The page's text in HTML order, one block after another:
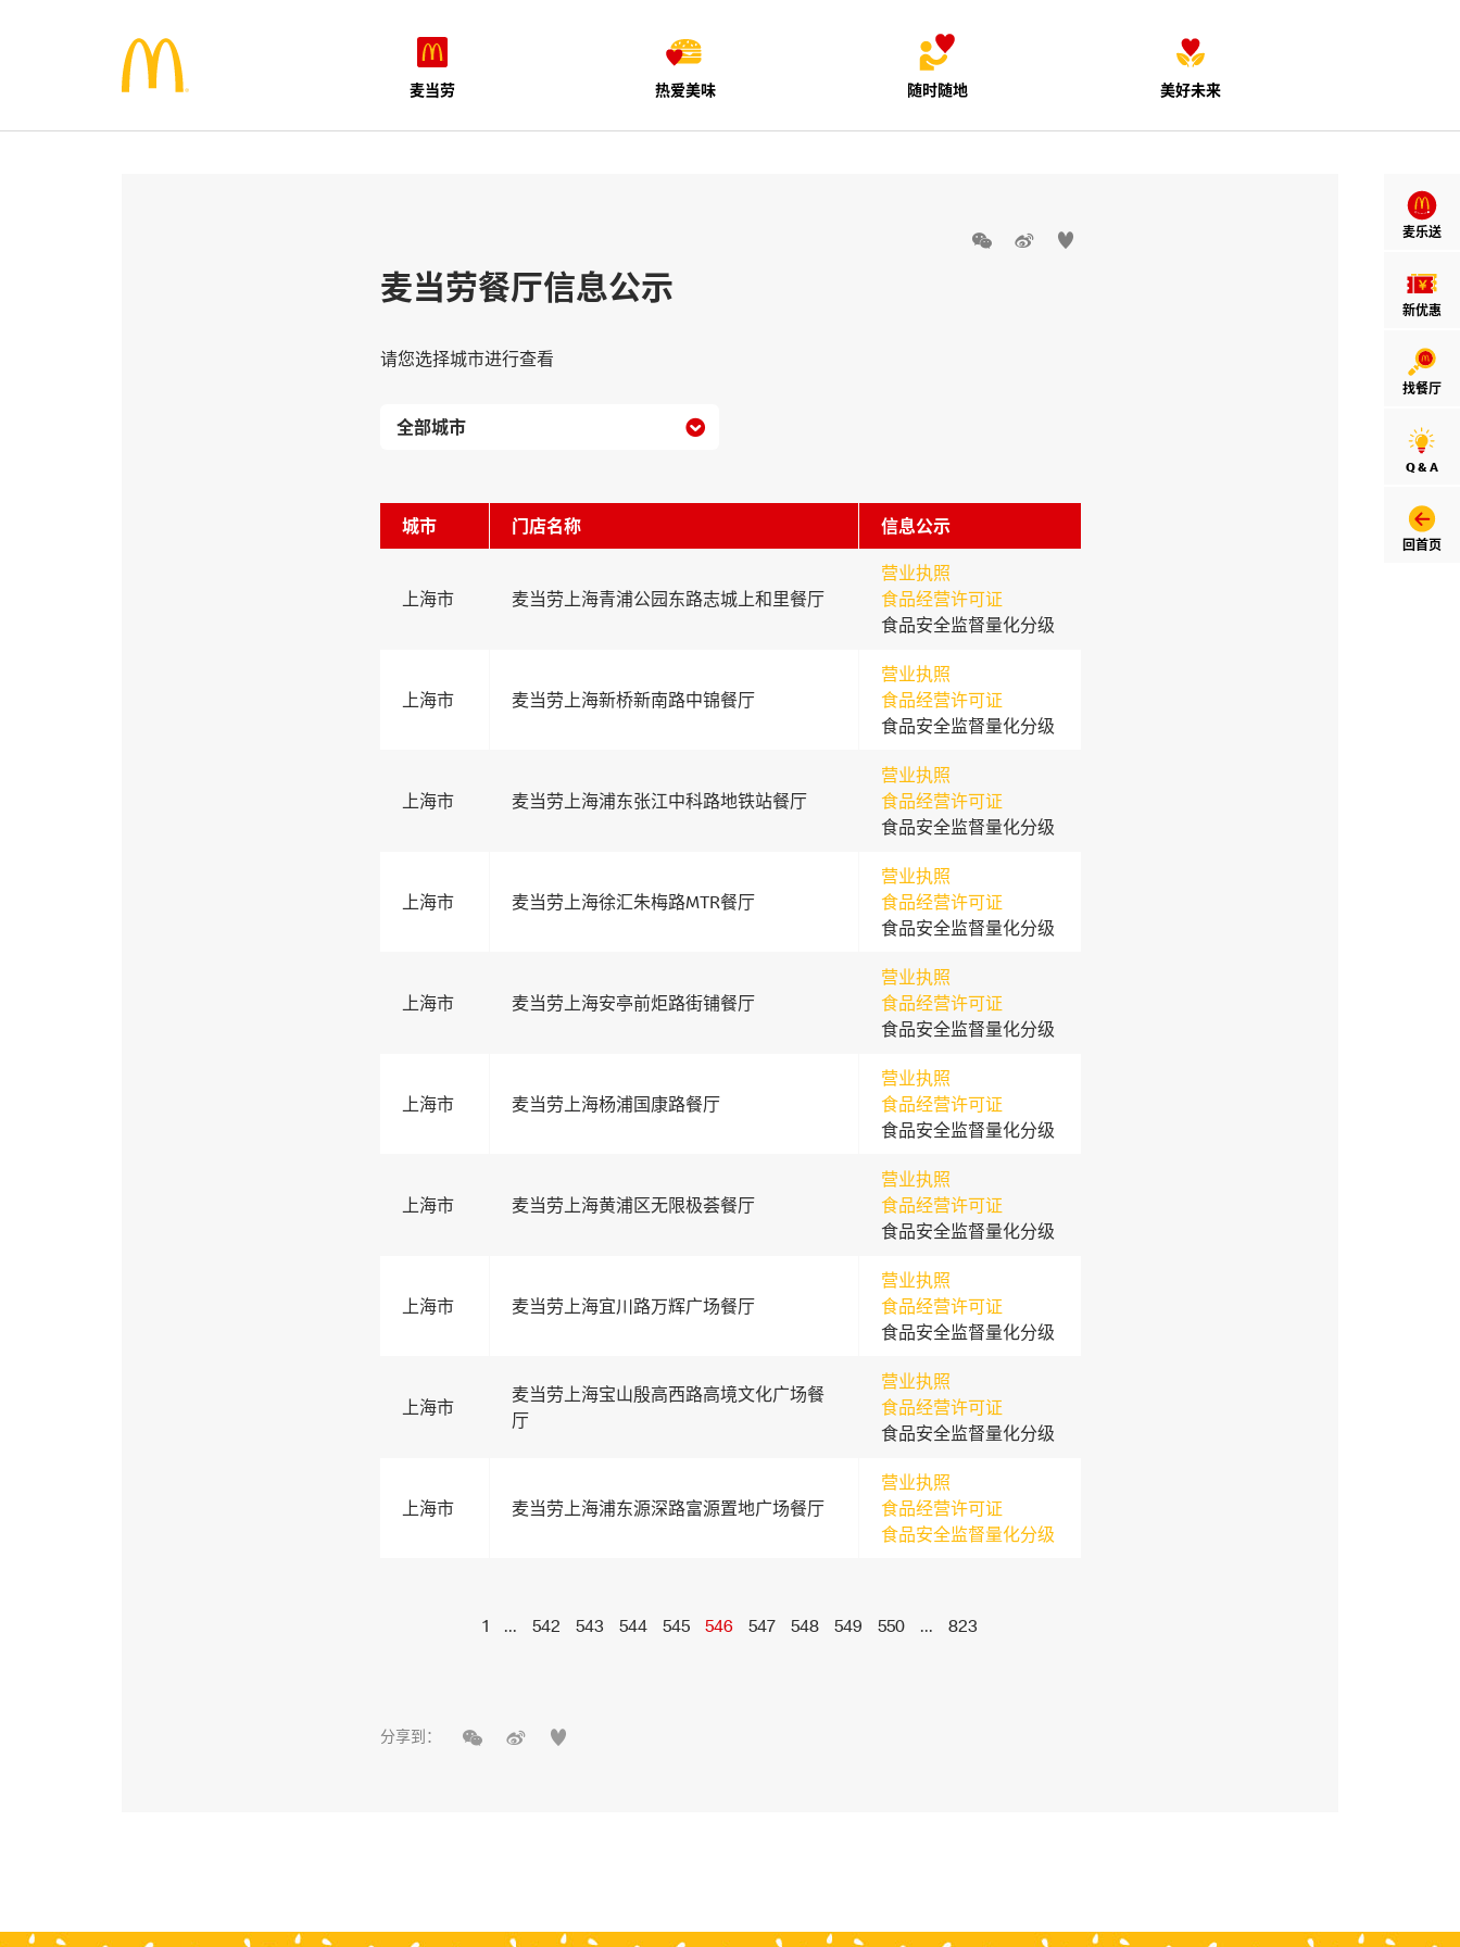
麦当劳 热爱美味 随时随地 美好未来
麦乐送
新优惠
找餐厅
Q & A
回首页
  
麦当劳餐厅信息公示
请您选择城市进行查看

城市 门店名称 信息公示
上海市 麦当劳上海青浦公园东路志城上和里餐厅
营业执照
食品经营许可证
食品安全监督量化分级
上海市 麦当劳上海新桥新南路中锦餐厅
营业执照
食品经营许可证
食品安全监督量化分级
上海市 麦当劳上海浦东张江中科路地铁站餐厅
营业执照
食品经营许可证
食品安全监督量化分级
上海市 麦当劳上海徐汇朱梅路MTR餐厅
营业执照
食品经营许可证
食品安全监督量化分级
上海市 麦当劳上海安亭前炬路街铺餐厅
营业执照
食品经营许可证
食品安全监督量化分级
上海市 麦当劳上海杨浦国康路餐厅
营业执照
食品经营许可证
食品安全监督量化分级
上海市 麦当劳上海黄浦区无限极荟餐厅
营业执照
食品经营许可证
食品安全监督量化分级
上海市 麦当劳上海宜川路万辉广场餐厅
营业执照
食品经营许可证
食品安全监督量化分级
上海市
麦当劳上海宝山殷高西路高境文化广场餐
厅
营业执照
食品经营许可证
食品安全监督量化分级
上海市 麦当劳上海浦东源深路富源置地广场餐厅
营业执照
食品经营许可证
食品安全监督量化分级
1 ... 542 543 544 545 546 547 548 549 550 ... 823
分享到：   